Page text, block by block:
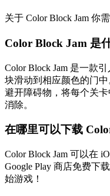
关于 Color Block Jam 你
Color Block Jam 是
Color Block Jam 是一款
块滑动到相应颜色的门
避开障碍物，将每个关
消除。
在哪里可以下载
Color Block Jam 可以在
Google Play 商店免费下
始游戏！